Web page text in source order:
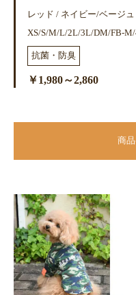
レッド / ネイビー/ベージュ
XS/S/M/L/2L/3L/DM/FB-
抗菌・防臭
￥1,980～2,860
商